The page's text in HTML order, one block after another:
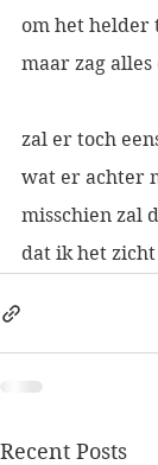
om het helder
maar zag
zal er toch
wat er achter
misschien zal
dat ik het
Recent Posts